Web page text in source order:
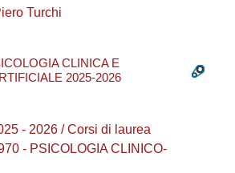
Turchi
CLINICA E
2025-2026
- 2026 / Corsi di laurea
- PSICOLOGIA CLINICO-